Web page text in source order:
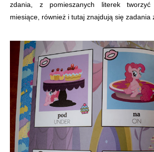
zdania, z pomieszanych literek tworzyć
miesiące, również i tutaj znajdują się zadania